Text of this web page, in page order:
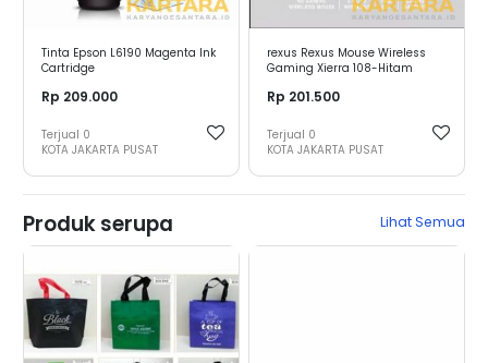
Tinta Epson L6190 Magenta Ink
Cartridge
Rp 209.000
Terjual 0
KOTA JAKARTA PUSAT
rexus Rexus Mouse Wireless
Gaming Xierra 108-Hitam
Rp 201.500
Terjual 0
KOTA JAKARTA PUSAT
Produk serupa Lihat Semua